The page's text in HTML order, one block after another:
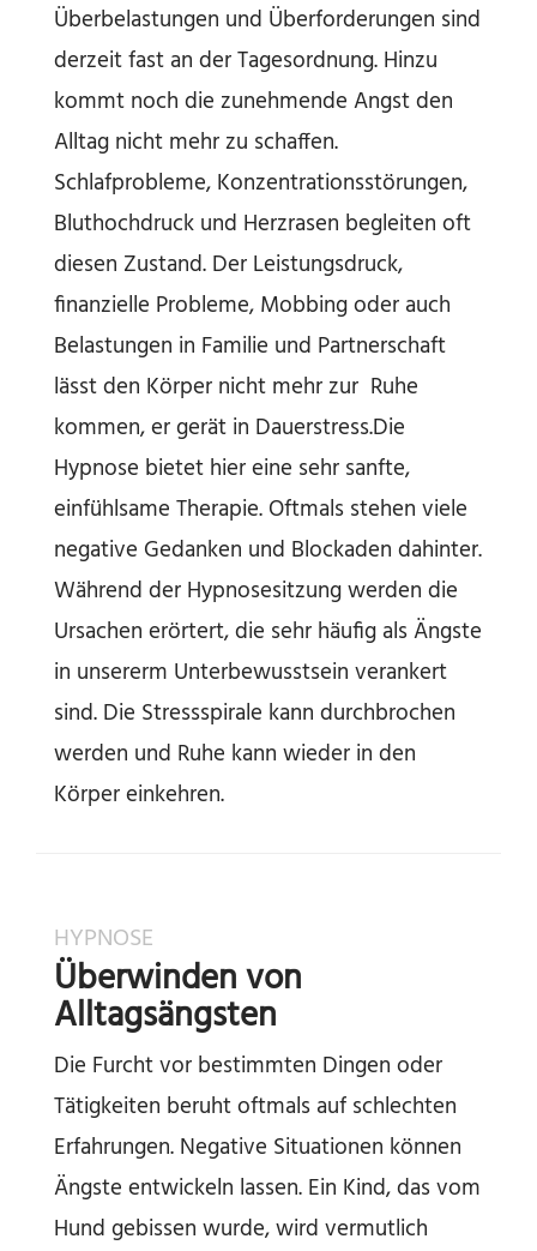
Überbelastungen und Überforderungen sind
derzeit fast an der Tagesordnung. Hinzu
kommt noch die zunehmende Angst den
Alltag nicht mehr zu schaffen.
Schlafprobleme, Konzentrationsstörungen,
Bluthochdruck und Herzrasen begleiten oft
diesen Zustand. Der Leistungsdruck,
finanzielle Probleme, Mobbing oder auch
Belastungen in Familie und Partnerschaft
lässt den Körper nicht mehr zur Ruhe
kommen, er gerät in Dauerstress.Die
Hypnose bietet hier eine sehr sanfte,
einfühlsame Therapie. Oftmals stehen viele
negative Gedanken und Blockaden dahinter.
Während der Hypnosesitzung werden die
Ursachen erörtert, die sehr häufig als Ängste
in unsererm Unterbewusstsein verankert
sind. Die Stressspirale kann durchbrochen
werden und Ruhe kann wieder in den
Körper einkehren.
HYPNOSE
Überwinden von
Alltagsängsten
Die Furcht vor bestimmten Dingen oder
Tätigkeiten beruht oftmals auf schlechten
Erfahrungen. Negative Situationen können
Ängste entwickeln lassen. Ein Kind, das vom
Hund gebissen wurde, wird vermutlich